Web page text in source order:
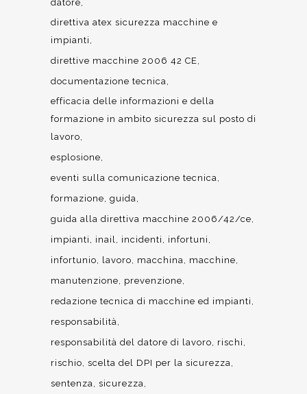
datore
direttiva atex sicurezza macchine e
impianti
direttive macchine 2006 42 CE
documentazione tecnica
efficacia delle informazioni e della
formazione in ambito sicurezza sul posto di
lavoro
esplosione
eventi sulla comunicazione tecnica
formazione guida
guida alla direttiva macchine 2006/42/ce
impianti
inail incidenti
infortuni
infortunio
lavoro macchina
macchine
manutenzione
prevenzione
redazione tecnica di macchine ed impianti
responsabilità
responsabilità del datore di lavoro
rischi
rischio scelta del DPI per la sicurezza
sentenza sicurezza